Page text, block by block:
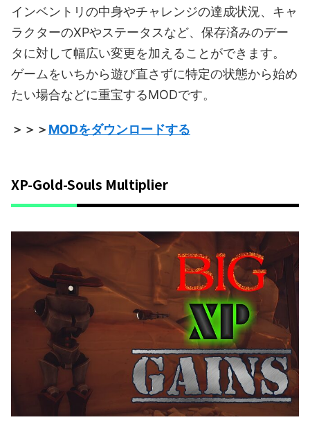
インベントリの中身やチャレンジの達成状況、キャ
ラクターのXPやステータスなど、保存済みのデー
タに対して幅広い変更を加えることができます。
ゲームをいちから遊び直さずに特定の状態から始め
たい場合などに重宝するMODです。
＞＞＞MODをダウンロードする
XP-Gold-Souls Multiplier